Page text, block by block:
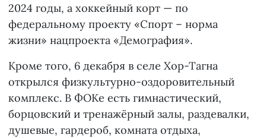
2024 годы, а хоккейный корт — по
федеральному проекту «Спорт – норма
жизни» нацпроекта «Демография».
Кроме того, 6 декабря в селе Хор-Тагна
открылся физкультурно-оздоровительный
комплекс. В ФОКе есть гимнастический,
борцовский и тренажёрный залы, раздевалки,
душевые, гардероб, комната отдыха,